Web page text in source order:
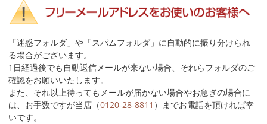
「迷惑フォルダ」や「スパムフォルダ」に自動的に振り分けられ
る場合がございます。
1日経過後でも自動返信メールが来ない場合、それらフォルダのご
確認をお願いいたします。
また、それ以上待ってもメールが届かない場合やお急ぎの場合に
は、お手数ですが当店（0120-28-8811 ）までお電話を頂ければ幸
いです。